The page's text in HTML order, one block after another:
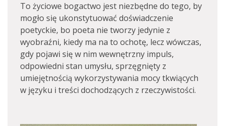
To życiowe bogactwo jest niezbędne do tego, by
mogło się ukonstytuować doświadczenie
poetyckie, bo poeta nie tworzy jedynie z
wyobraźni, kiedy ma na to ochotę, lecz wówczas,
gdy pojawi się w nim wewnętrzny impuls,
odpowiedni stan umysłu, sprzęgnięty z
umiejętnością wykorzystywania mocy tkwiących
w języku i treści dochodzących z rzeczywistości.